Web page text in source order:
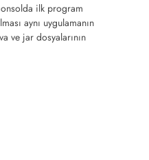
ilk program
aynı uygulamanın
ve jar dosyalarının